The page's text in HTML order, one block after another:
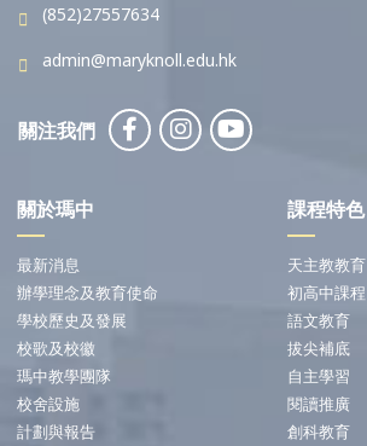
(852)27557634
admin@maryknoll.edu.hk
關注我們
關於瑪中
最新消息
辦學理念及教育使命
學校歷史及發展
校歌及校徽
瑪中教學團隊
校舍設施
計劃與報告
課程特色
天主教教育
初高中課程
語文教育
拔尖補底
自主學習
閱讀推廣
創科教育